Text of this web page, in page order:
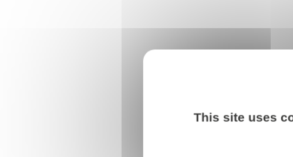
This site uses